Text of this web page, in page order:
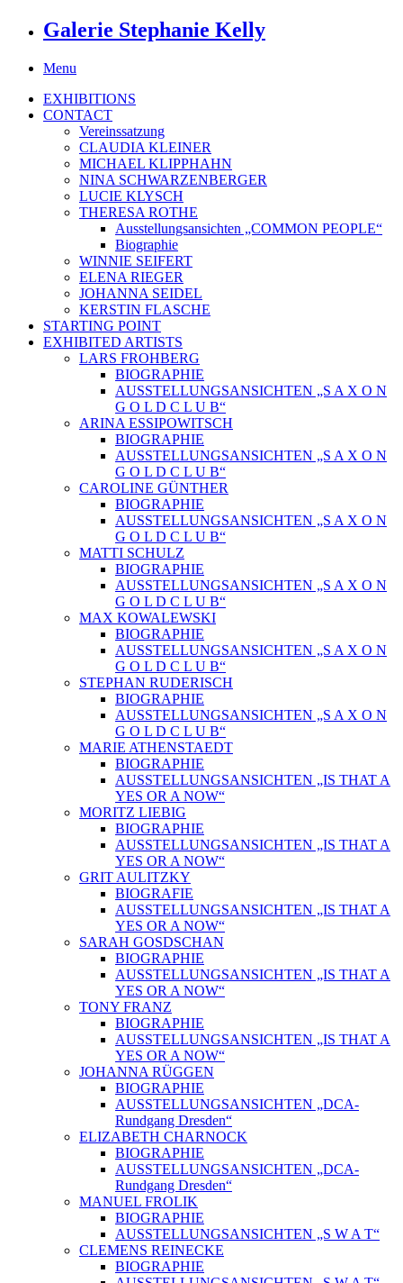
Galerie Stephanie Kelly
Menu
EXHIBITIONS
CONTACT
Vereinssatzung
CLAUDIA KLEINER
MICHAEL KLIPPHAHN
NINA SCHWARZENBERGER
LUCIE KLYSCH
THERESA ROTHE
Ausstellungsansichten „COMMON PEOPLE“
Biographie
WINNIE SEIFERT
ELENA RIEGER
JOHANNA SEIDEL
KERSTIN FLASCHE
STARTING POINT
EXHIBITED ARTISTS
LARS FROHBERG
BIOGRAPHIE
AUSSTELLUNGSANSICHTEN „S A X O N
G O L D C L U B“
ARINA ESSIPOWITSCH
BIOGRAPHIE
AUSSTELLUNGSANSICHTEN „S A X O N
G O L D C L U B“
CAROLINE GÜNTHER
BIOGRAPHIE
AUSSTELLUNGSANSICHTEN „S A X O N
G O L D C L U B“
MATTI SCHULZ
BIOGRAPHIE
AUSSTELLUNGSANSICHTEN „S A X O N
G O L D C L U B“
MAX KOWALEWSKI
BIOGRAPHIE
AUSSTELLUNGSANSICHTEN „S A X O N
G O L D C L U B“
STEPHAN RUDERISCH
BIOGRAPHIE
AUSSTELLUNGSANSICHTEN „S A X O N
G O L D C L U B“
MARIE ATHENSTAEDT
BIOGRAPHIE
AUSSTELLUNGSANSICHTEN „IS THAT A
YES OR A NOW“
MORITZ LIEBIG
BIOGRAPHIE
AUSSTELLUNGSANSICHTEN „IS THAT A
YES OR A NOW“
GRIT AULITZKY
BIOGRAFIE
AUSSTELLUNGSANSICHTEN „IS THAT A
YES OR A NOW“
SARAH GOSDSCHAN
BIOGRAPHIE
AUSSTELLUNGSANSICHTEN „IS THAT A
YES OR A NOW“
TONY FRANZ
BIOGRAPHIE
AUSSTELLUNGSANSICHTEN „IS THAT A
YES OR A NOW“
JOHANNA RÜGGEN
BIOGRAPHIE
AUSSTELLUNGSANSICHTEN „DCA-
Rundgang Dresden“
ELIZABETH CHARNOCK
BIOGRAPHIE
AUSSTELLUNGSANSICHTEN „DCA-
Rundgang Dresden“
MANUEL FROLIK
BIOGRAPHIE
AUSSTELLUNGSANSICHTEN „S W A T“
CLEMENS REINECKE
BIOGRAPHIE